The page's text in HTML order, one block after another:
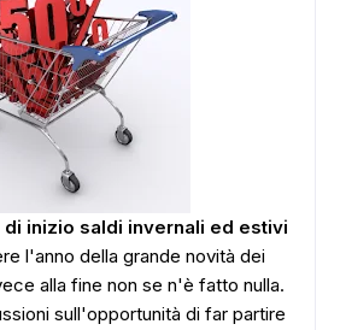
inizio saldi invernali ed estivi
l'anno della grande novità dei
alla fine non se n'è fatto nulla.
sull'opportunità di far partire